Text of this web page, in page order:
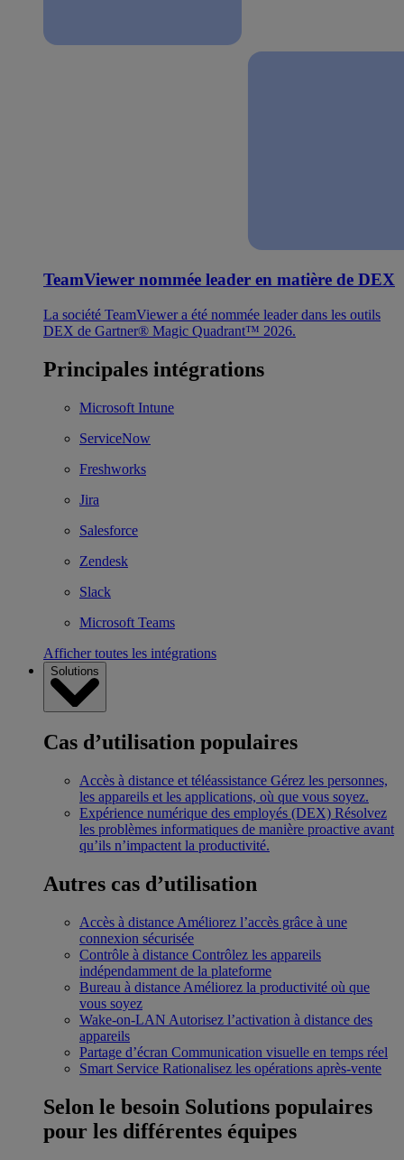
TeamViewer nommée leader en matière de DEX
La société TeamViewer a été nommée leader dans les outils
DEX de Gartner® Magic Quadrant™ 2026.
Principales intégrations
Microsoft Intune
ServiceNow
Freshworks
Jira
Salesforce
Zendesk
Slack
Microsoft Teams
Afficher toutes les intégrations
Solutions
Cas d’utilisation populaires
Accès à distance et téléassistance Gérez les personnes,
les appareils et les applications, où que vous soyez.
Expérience numérique des employés (DEX) Résolvez
les problèmes informatiques de manière proactive avant
qu’ils n’impactent la productivité.
Autres cas d’utilisation
Accès à distance Améliorez l’accès grâce à une
connexion sécurisée
Contrôle à distance Contrôlez les appareils
indépendamment de la plateforme
Bureau à distance Améliorez la productivité où que
vous soyez
Wake-on-LAN Autorisez l’activation à distance des
appareils
Partage d’écran Communication visuelle en temps réel
Smart Service Rationalisez les opérations après-vente
Selon le besoin Solutions populaires
pour les différentes équipes